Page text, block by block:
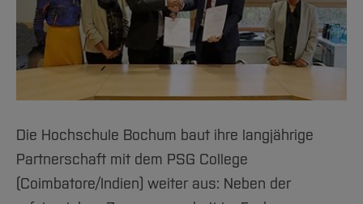
Die Hochschule Bochum baut ihre langjährige
Partnerschaft mit dem PSG College
(Coimbatore/Indien) weiter aus: Neben der